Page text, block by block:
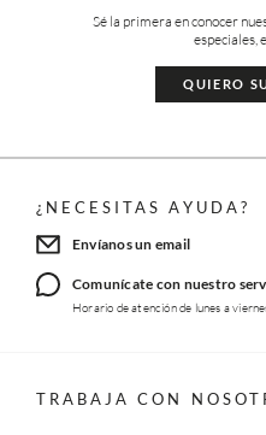
Sé la primera en conocer
especiales,
QUIERO
¿NECESITAS AYUDA?
Envíanos un email
Comunícate con nuestro
Horario de atención de lunes a
TRABAJA CON